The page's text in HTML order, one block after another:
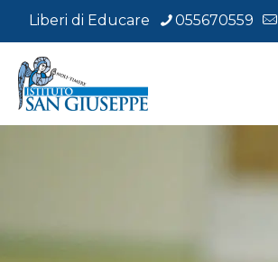
Liberi di Educare 055670559